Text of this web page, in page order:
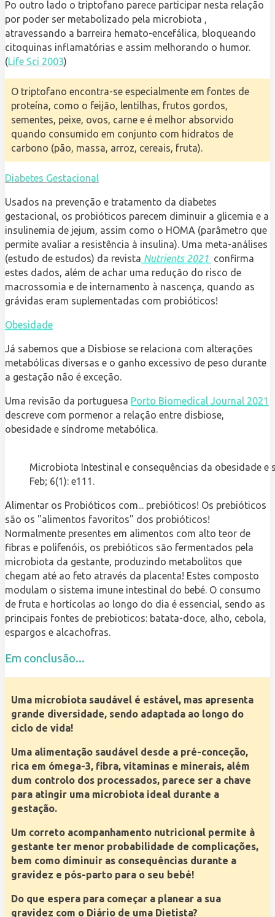
Po outro lado o triptofano parece participar nesta relação
por poder ser metabolizado pela microbiota ,
atravessando a barreira hemato-encefálica, bloqueando
citoquinas inflamatórias e assim melhorando o humor.
(Life Sci 2003)
O triptofano encontra-se especialmente em fontes de
proteína, como o feijão, lentilhas, frutos gordos,
sementes, peixe, ovos, carne e é melhor absorvido
quando consumido em conjunto com hidratos de
carbono (pão, massa, arroz, cereais, fruta).
Diabetes Gestacional
Usados na prevenção e tratamento da diabetes
gestacional, os probióticos parecem diminuir a glicemia e a
insulinemia de jejum, assim como o HOMA (parâmetro que
permite avaliar a resistência à insulina). Uma meta-análises
(estudo de estudos) da revista Nutrients 2021 confirma
estes dados, além de achar uma redução do risco de
macrossomia e de internamento à nascença, quando as
grávidas eram suplementadas com probióticos!
Obesidade
Já sabemos que a Disbiose se relaciona com alterações
metabólicas diversas e o ganho excessivo de peso durante
a gestação não é exceção.
Uma revisão da portuguesa Porto Biomedical Journal 2021
descreve com pormenor a relação entre disbiose,
obesidade e síndrome metabólica.
Microbiota Intestinal e consequências da obesidade
Feb; 6(1): e111.
Alimentar os Probióticos com... prebióticos! Os prebióticos
são os "alimentos favoritos" dos probióticos!
Normalmente presentes em alimentos com alto teor de
fibras e polifenóis, os prebióticos são fermentados pela
microbiota da gestante, produzindo metabolitos que
chegam até ao feto através da placenta! Estes composto
modulam o sistema imune intestinal do bebé. O consumo
de fruta e hortícolas ao longo do dia é essencial, sendo as
principais fontes de prebioticos: batata-doce, alho, cebola,
espargos e alcachofras.
Em conclusão...
Uma microbiota saudável é estável, mas apresenta
grande diversidade, sendo adaptada ao longo do
ciclo de vida!
Uma alimentação saudável desde a pré-conceção,
rica em ómega-3, fibra, vitaminas e minerais, além
dum controlo dos processados, parece ser a chave
para atingir uma microbiota ideal durante a
gestação.
Um correto acompanhamento nutricional permite à
gestante ter menor probabilidade de complicações,
bem como diminuir as consequências durante a
gravidez e pós-parto para o seu bebé!
Do que espera para começar a planear a sua
gravidez com o Diário de uma Dietista?